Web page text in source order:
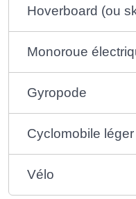
Hoverboard (ou
Monoroue
Gyropode
Cyclomobile
Vélo